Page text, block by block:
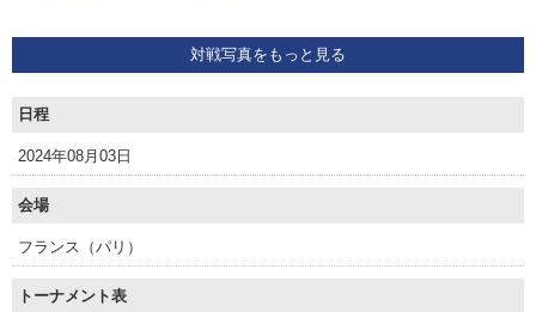
対戦写真をもっと見る
日程
2024年08月03日
会場
フランス（パリ）
トーナメント表